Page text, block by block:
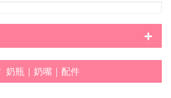
+
奶瓶｜奶嘴｜配件